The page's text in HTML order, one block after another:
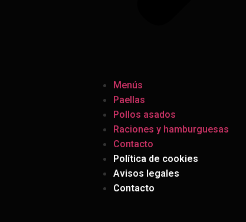
Menús
Paellas
Pollos asados
Raciones y hamburguesas
Contacto
Política de cookies
Avisos legales
Contacto